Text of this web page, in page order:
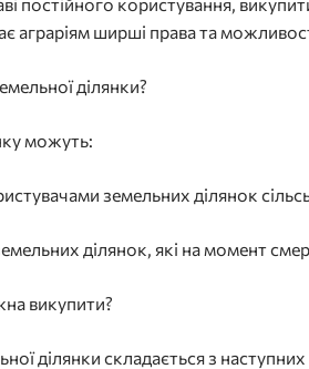
аграріям ширші права та
ділянки?
можуть:
земельних ділянок
ділянок, які на момент
викупити?
ділянки складається з наступних